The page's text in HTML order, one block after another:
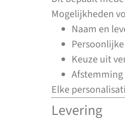
Mogelijkheden
Naam en
Keuze uit
Elke
Levering